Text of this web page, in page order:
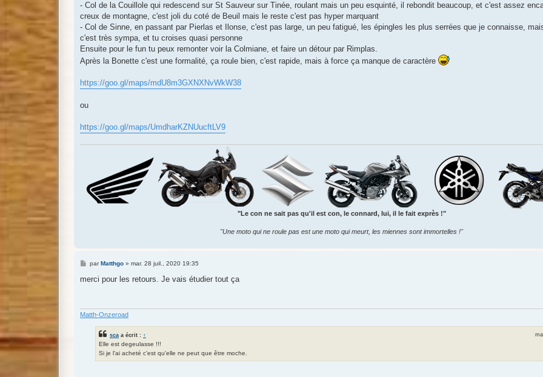
- Col de la Couillole qui redescend sur St Sauveur sur Tinée, roulant mais un peu esquinté, il rebondit beaucoup, et c'est assez
creux de montagne, c'est joli du coté de Beuil mais le reste c'est pas hyper marquant
- Col de Sinne, en passant par Pierlas et Ilonse, c'est pas large, un peu fatigué, les épingles les plus serrées que je connaisse,
c'est très sympa, et tu croises quasi personne
Ensuite pour le fun tu peux remonter voir la Colmiane, et faire un détour par Rimplas.
Après la Bonette c'est une formalité, ça roule bien, c'est rapide, mais à force ça manque de caractère
https://goo.gl/maps/mdU8m3GXNXNvWkW38
ou
https://goo.gl/maps/UmdharKZNUucftLV9
"Le con ne sait pas qu'il est con, le connard, lui, il le fait exprès !"
"Une moto qui ne roule pas est une moto qui meurt, les miennes sont immortelles !"
M
s
par Matthgo» mar. 28 juil., 2020 19:35
merci pour les retours. Je vais étudier tout ça
Matth-Onzeroad
sca a écrit : ↑
Elle est degeulasse !!!
Si je l'ai acheté c'est qu'elle ne peut que être moche.